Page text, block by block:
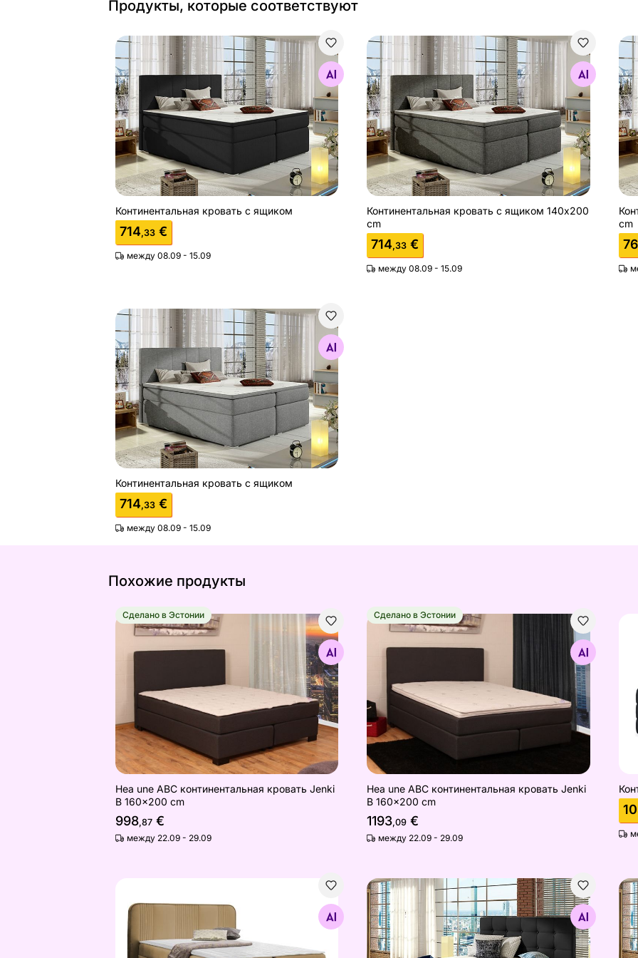
Продукты, которые соответствуют
Континентальная кровать с ящиком
Найдите похожие
Континентальная кровать с ящиком
714,33 €
между 08.09 - 15.09
Континентальная кровать с ящиком 140x200 cm
Найдите похожие
Континентальная кровать с ящиком 140x200
cm
714,33 €
между 08.09 - 15.09
cm
Континентальная кровать с ящиком
Найдите похожие
Континентальная кровать с ящиком
714,33 €
между 08.09 - 15.09
Похожие продукты
Hea une ABC континентальная кровать Jenki B 160x200 cm
Найдите похожие
Сделано в Эстонии
Hea une ABC континентальная кровать Jenki
B 160x200 cm
998,87 €
между 22.09 - 29.09
Hea une ABC континентальная кровать Jenki B
Сделано в Эстонии
Hea une ABC континентальная кровать Jenki
B 160x200 cm
1193,09 €
между 22.09 - 29.09
Континентальная кровать
Найдите похожие